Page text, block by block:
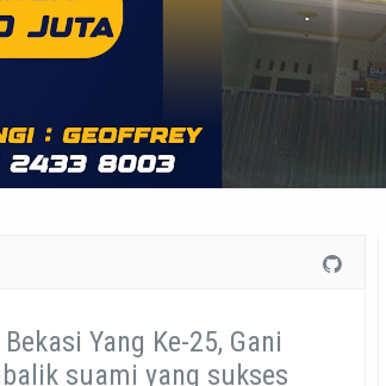
Yang Ke-25, Gani
suami yang sukses